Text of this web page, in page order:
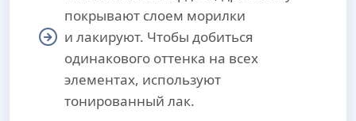
покрывают слоем морилки
и лакируют. Чтобы добиться
одинакового оттенка на всех
элементах, используют
тонированный лак.